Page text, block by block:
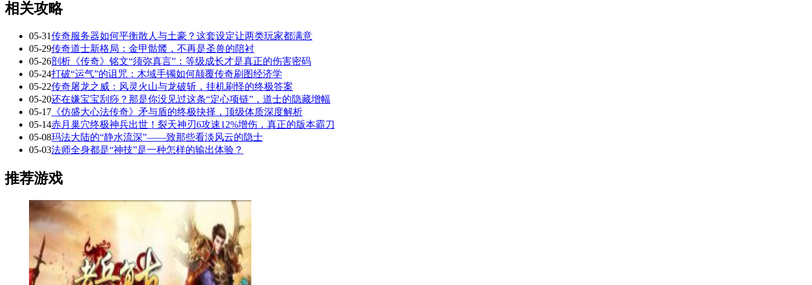
相关攻略
05-31传奇服务器如何平衡散人与土豪？这套设定让两类玩家都满意
05-29传奇道士新格局：金甲骷髅，不再是圣兽的陪衬
05-26剖析《传奇》铭文“须弥真言”：等级成长才是真正的伤害密码
05-24打破“运气”的诅咒：木域手镯如何颠覆传奇刷图经济学
05-22传奇屠龙之威：风灵火山与龙破斩，挂机刷怪的终极答案
05-20还在嫌宝宝刮痧？那是你没见过这条“定心项链”，道士的隐藏增幅
05-17 《仿盛大心法传奇》矛与盾的终极抉择，顶级体质深度解析
05-14赤月巢穴终极神兵出世！裂天神刃6攻速12%增伤，真正的版本霸刀
05-08玛法大陆的“静水流深”——致那些看淡风云的隐士
05-03法师全身都是“神技”是一种怎样的输出体验？
推荐游戏